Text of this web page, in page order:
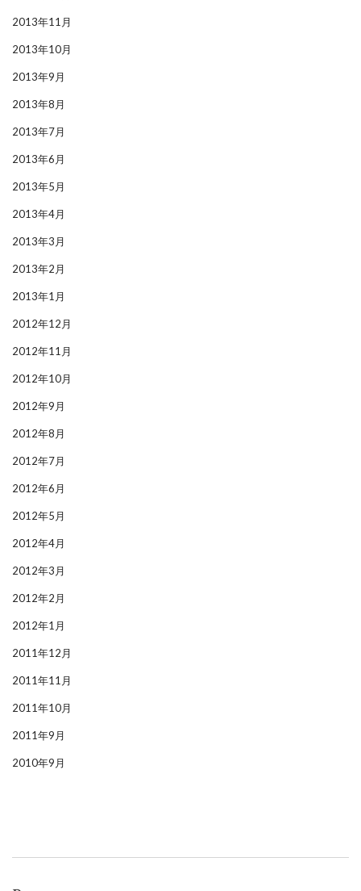
2013年11月
2013年10月
2013年9月
2013年8月
2013年7月
2013年6月
2013年5月
2013年4月
2013年3月
2013年2月
2013年1月
2012年12月
2012年11月
2012年10月
2012年9月
2012年8月
2012年7月
2012年6月
2012年5月
2012年4月
2012年3月
2012年2月
2012年1月
2011年12月
2011年11月
2011年10月
2011年9月
2010年9月